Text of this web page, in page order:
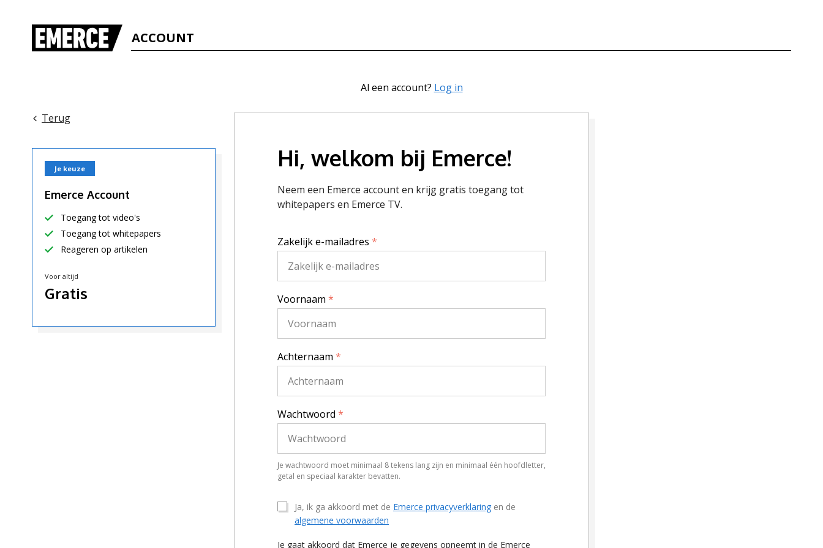
ACCOUNT
Terug
Je keuze
Emerce Account
Toegang tot video's
Toegang tot whitepapers
Reageren op artikelen
Voor altijd
Gratis
Al een account? Log in
Hi, welkom bij Emerce!
Neem een Emerce account en krijg gratis toegang tot
whitepapers en Emerce TV.
Zakelijk e-mailadres *
Voornaam *
Achternaam *
Wachtwoord *
Je wachtwoord moet minimaal 8 tekens lang zijn en minimaal één hoofdletter,
getal en speciaal karakter bevatten.
Ja, ik ga akkoord met de Emerce privacyverklaring en de
algemene voorwaarden
Je gaat akkoord dat Emerce je gegevens opneemt in de Emerce